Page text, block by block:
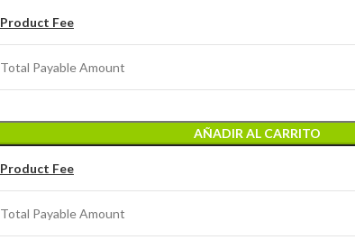
Product Fee
Total Payable Amount
AÑADIR AL CARRITO
Product Fee
Total Payable Amount